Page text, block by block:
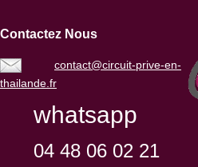
Contactez Nous
contact@circuit-prive-en-
thailande.fr
whatsapp
04 48 06 02 21